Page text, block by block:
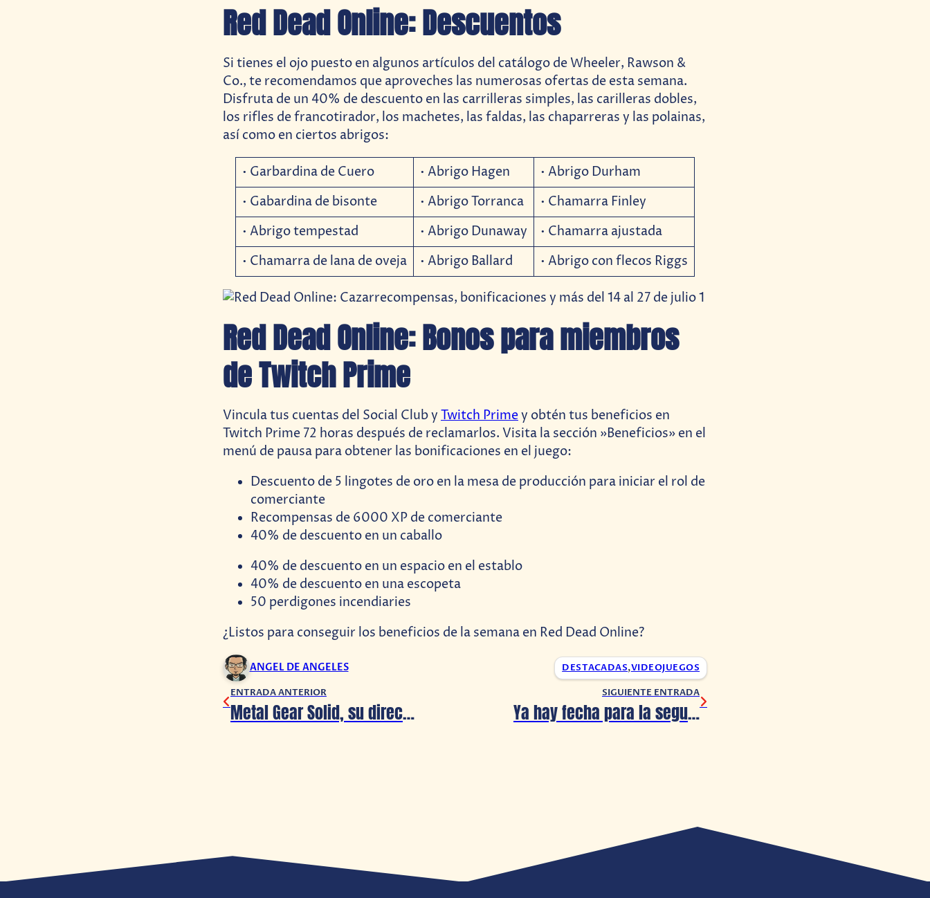
Red Dead Online: Descuentos
Si tienes el ojo puesto en algunos artículos del catálogo de Wheeler, Rawson &
Co., te recomendamos que aproveches las numerosas ofertas de esta semana.
Disfruta de un 40% de descuento en las carrilleras simples, las carilleras dobles,
los rifles de francotirador, los machetes, las faldas, las chaparreras y las polainas,
así como en ciertos abrigos:
• Garbardina de Cuero • Abrigo Hagen
• Abrigo Durham
• Gabardina de bisonte
• Abrigo Torranca
• Chamarra Finley
• Abrigo tempestad
• Abrigo Dunaway
• Chamarra ajustada
• Chamarra de lana de oveja
• Abrigo Ballard • Abrigo con flecos Riggs
Red Dead Online: Bonos para miembros
de Twitch Prime
Vincula tus cuentas del Social Club y Twitch Primey obtén tus beneficios en
Twitch Prime 72 horas después de reclamarlos. Visita la sección »Beneficios» en el
menú de pausa para obtener las bonificaciones en el juego:
Descuento de 5 lingotes de oro en la mesa de producción para iniciar el rol de
comerciante
Recompensas de 6000 XP de comerciante
40% de descuento en un caballo
40% de descuento en un espacio en el establo
40% de descuento en una escopeta
50 perdigones incendiaries
¿Listos para conseguir los beneficios de la semana en Red Dead Online?
ANGEL DE ANGELES DESTACADAS,VIDEOJUEGOS
ENTRADA ANTERIOR
Metal Gear Solid, su director comparte nuevo arte conceptual del Live-Action
SIGUIENTE ENTRADA
Ya hay fecha para la segunda transmision de Marvel’s Avengers War Table